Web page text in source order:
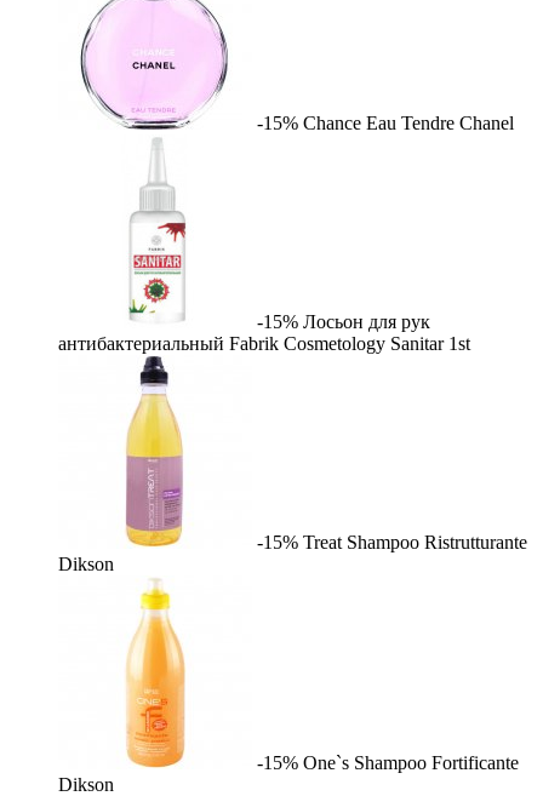
-15% Chance Eau Tendre Chanel
-15% Лосьон для рук
антибактериальный Fabrik Cosmetology Sanitar 1st
-15% Treat Shampoo Ristrutturante
Dikson
-15% One`s Shampoo Fortificante
Dikson